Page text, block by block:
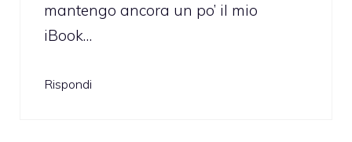
mantengo ancora un po’ il mio
iBook…
Rispondi